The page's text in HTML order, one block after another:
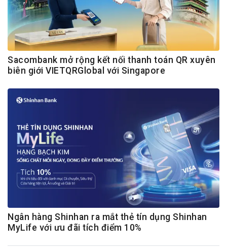
Sacombank mở rộng kết nối thanh toán QR xuyên
biên giới VIETQRGlobal với Singapore
Ngân hàng Shinhan ra mắt thẻ tín dụng Shinhan
MyLife với ưu đãi tích điểm 10%